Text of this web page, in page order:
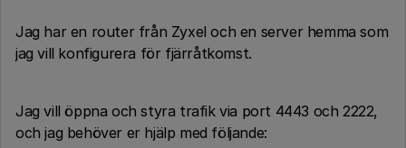
Jag har en router från Zyxel och en server hemma som
jag vill konfigurera för fjärråtkomst.
Jag vill öppna och styra trafik via port 4443 och 2222,
och jag behöver er hjälp med följande: